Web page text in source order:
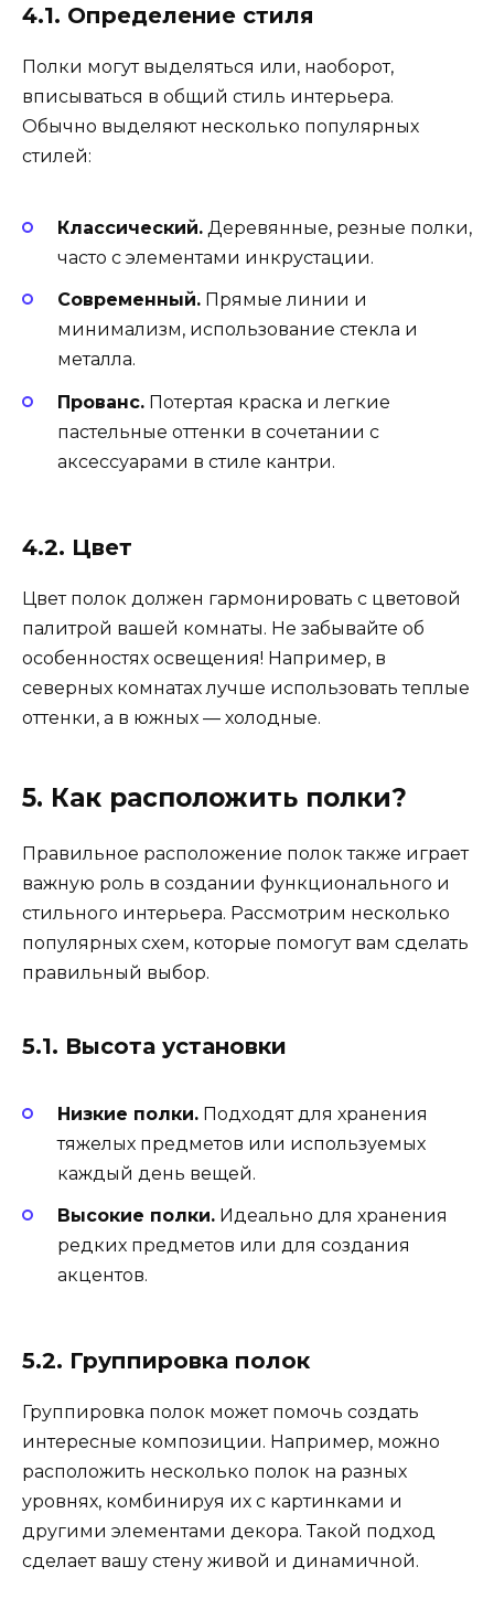
4.1. Определение стиля
Полки могут выделяться или, наоборот,
вписываться в общий стиль интерьера.
Обычно выделяют несколько популярных
стилей:
Классический. Деревянные, резные полки,
часто с элементами инкрустации.
Современный. Прямые линии и
минимализм, использование стекла и
металла.
Прованс. Потертая краска и легкие
пастельные оттенки в сочетании с
аксессуарами в стиле кантри.
4.2. Цвет
Цвет полок должен гармонировать с цветовой
палитрой вашей комнаты. Не забывайте об
особенностях освещения! Например, в
северных комнатах лучше использовать теплые
оттенки, а в южных — холодные.
5. Как расположить полки?
Правильное расположение полок также играет
важную роль в создании функционального и
стильного интерьера. Рассмотрим несколько
популярных схем, которые помогут вам сделать
правильный выбор.
5.1. Высота установки
Низкие полки. Подходят для хранения
тяжелых предметов или используемых
каждый день вещей.
Высокие полки. Идеально для хранения
редких предметов или для создания
акцентов.
5.2. Группировка полок
Группировка полок может помочь создать
интересные композиции. Например, можно
расположить несколько полок на разных
уровнях, комбинируя их с картинками и
другими элементами декора. Такой подход
сделает вашу стену живой и динамичной.